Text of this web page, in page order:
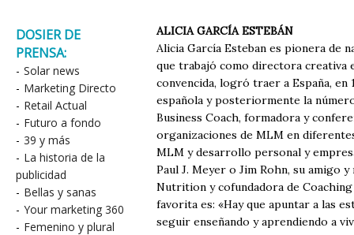
DOSIER DE
PRENSA:
- Solar news
- Marketing Directo
- Retail Actual
- Futuro a fondo
- 39 y más
- La historia de la
publicidad
- Bellas y sanas
- Your marketing 360
- Femenino y plural
ALICIA GARCÍA ESTEBÁN
Alicia García Esteban es pionera de
que trabajó como directora creativa
convencida, logró traer a España,
española y posteriormente la
Business Coach, formadora y
organizaciones de MLM en
MLM y desarrollo personal y
Paul J. Meyer o Jim Rohn, su amigo
Nutrition y cofundadora de Coaching
favorita es: «Hay que apuntar a las
seguir enseñando y aprendiendo a